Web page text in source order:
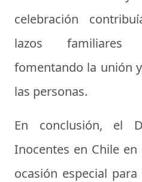
celebración
lazos familiares
fomentando la unión
las personas.
En conclusión, el
Inocentes en Chile
ocasión especial